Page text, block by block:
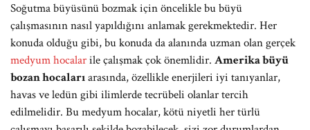
Soğutma büyüsünü bozmak için öncelikle bu büyü
çalışmasının nasıl yapıldığını anlamak gerekmektedir. Her
konuda olduğu gibi, bu konuda da alanında uzman olan gerçek
medyum hocalarile çalışmak çok önemlidir. Amerika büyü
bozan hocalarıarasında, özellikle enerjileri iyi tanıyanlar,
havas ve ledün gibi ilimlerde tecrübeli olanlar tercih
edilmelidir. Bu medyum hocalar, kötü niyetli her türlü